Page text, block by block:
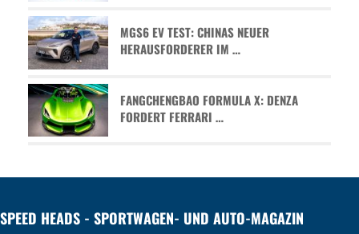
MGS6 EV TEST: CHINAS NEUER
HERAUSFORDERER IM …
FANGCHENGBAO FORMULA X: DENZA
FORDERT FERRARI …
SPEED HEADS - SPORTWAGEN- UND AUTO-MAGAZIN